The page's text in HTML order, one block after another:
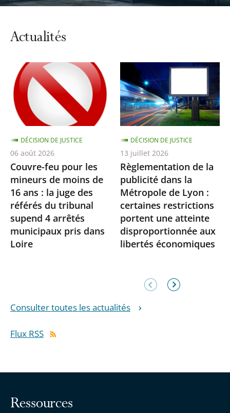
Actualités
Couvre-feu pour les
mineurs de moins de
16 ans : la juge des
référés du tribunal
supend 4 arrêtés
municipaux pris dans
Loire
DÉCISION DE JUSTICE
06 août 2026
Règlementation de la
publicité dans la
Métropole de Lyon :
certaines restrictions
portent une atteinte
disproportionnée aux
libertés économiques
DÉCISION DE JUSTICE
13 juillet 2026
Consulter toutes les actualités
Flux RSS
Élément
précédent
Élément
suivant
Ressources